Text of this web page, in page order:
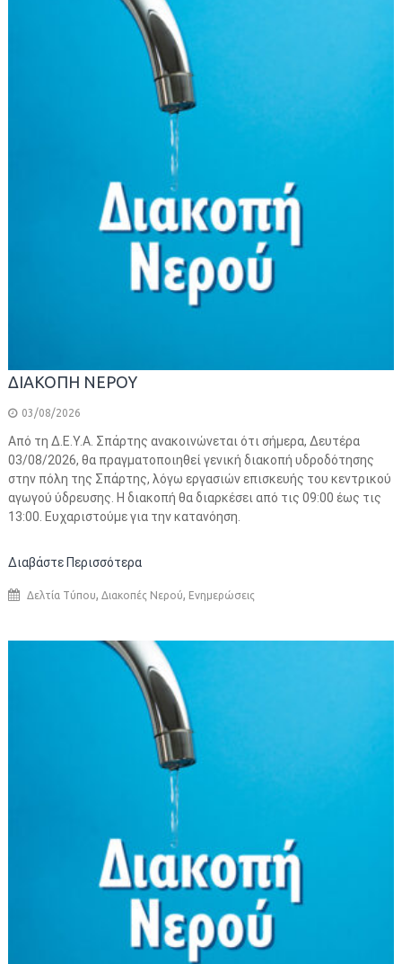
ΔΙΑΚΟΠΗ ΝΕΡΟΥ
03/08/2026
Από τη Δ.Ε.Υ.Α. Σπάρτης ανακοινώνεται ότι σήμερα, Δευτέρα
03/08/2026, θα πραγματοποιηθεί γενική διακοπή υδροδότησης
στην πόλη της Σπάρτης, λόγω εργασιών επισκευής του κεντρικού
αγωγού ύδρευσης. Η διακοπή θα διαρκέσει από τις 09:00 έως τις
13:00. Ευχαριστούμε για την κατανόηση.
Διαβάστε Περισσότερα
Δελτία Τύπου, Διακοπές Νερού, Ενημερώσεις